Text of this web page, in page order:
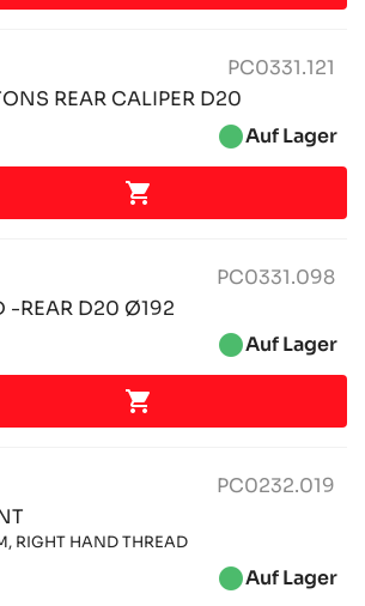
PC0331.121
REAR CALIPER D20
brightness_1Auf Lager

PC0331.098
-REAR D20 Ø192
brightness_1Auf Lager

PC0232.019
RIGHT HAND THREAD
brightness_1Auf Lager